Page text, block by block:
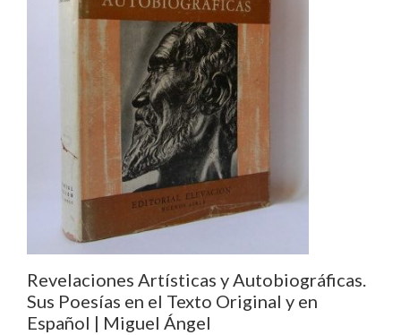
Revelaciones Artísticas y Autobiográficas.
Sus Poesías en el Texto Original y en
Español | Miguel Ángel